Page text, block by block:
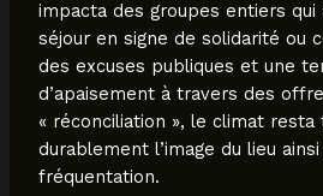
impacta des groupes entiers qui
séjour en signe de solidarité ou
des excuses publiques et une
d’apaisement à travers des
« réconciliation », le climat
durablement l’image du lieu
fréquentation.